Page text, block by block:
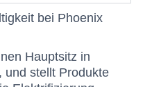
bei Phoenix
Hauptsitz in
und stellt Produkte